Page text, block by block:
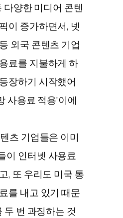
양한 미디어 콘텐
이 증가하면서, 넷
외국 콘텐츠 기업
료를 지불하게 하
장하기 시작했어
사용료 적용'이에
츠 기업들은 이미
이 인터넷 사용료
, 또 우리도 미국 통
를 내고 있기 때문
두 번 과징하는 것